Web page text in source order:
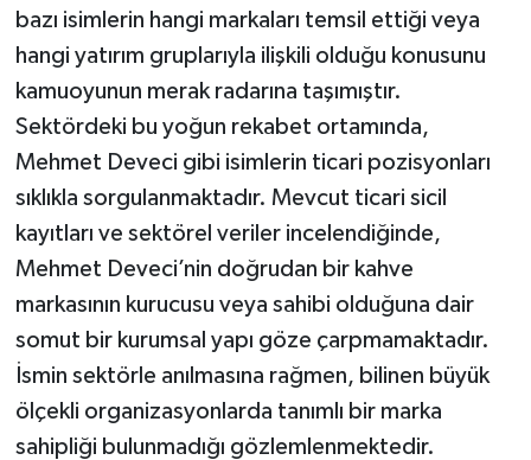
bazı isimlerin hangi markaları temsil ettiği veya
hangi yatırım gruplarıyla ilişkili olduğu konusunu
kamuoyunun merak radarına taşımıştır.
Sektördeki bu yoğun rekabet ortamında,
Mehmet Deveci gibi isimlerin ticari pozisyonları
sıklıkla sorgulanmaktadır. Mevcut ticari sicil
kayıtları ve sektörel veriler incelendiğinde,
Mehmet Deveci’nin doğrudan bir kahve
markasının kurucusu veya sahibi olduğuna dair
somut bir kurumsal yapı göze çarpmamaktadır.
İsmin sektörle anılmasına rağmen, bilinen büyük
ölçekli organizasyonlarda tanımlı bir marka
sahipliği bulunmadığı gözlemlenmektedir.